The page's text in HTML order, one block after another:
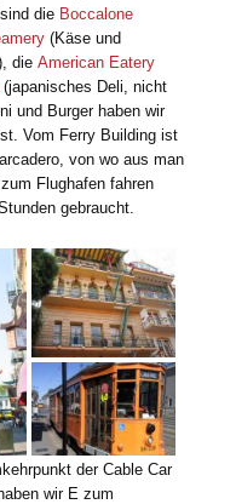
die Boccalone
(Käse und
dieAmerican Eatery
(japanisches Deli, nicht
und Burger haben wir
Vom Ferry Building ist
von wo aus man
Flughafen fahren
gebraucht.
der Cable Car
wir E zum